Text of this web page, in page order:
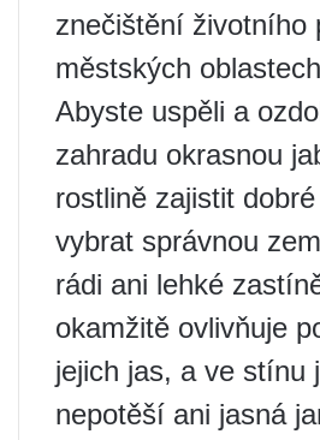
znečištění životního
městských
Abyste uspěli a
zahradu okrasnou
rostlině zajistit
vybrat správnou
rádi ani lehké
okamžitě ovlivňuje
jejich jas, a ve stínu
nepotěší ani jasná